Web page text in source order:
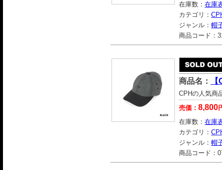
在庫数： 在庫
カテゴリ：
ジャンル： 帽
商品コード：
商品名：
CPHの人気商
売価： 8,800
在庫数： 在庫
カテゴリ：
ジャンル： 帽
商品コード：